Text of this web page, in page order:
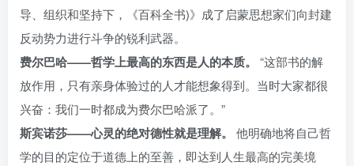
导、组织和坚持下，《百科全书)》成了启蒙思想家们向封建
反动势力进行斗争的锐利武器。
费尔巴哈——哲学上最高的东西是人的本质。 “这部书的解
放作用，只有亲身体验过的人才能想象得到。当时大家都很
兴奋：我们一时都成为费尔巴哈派了。”
斯宾诺莎——心灵的绝对德性就是理解。 他明确地将自己哲
学的目的定位于道德上的至善，即达到人生最高的完美境